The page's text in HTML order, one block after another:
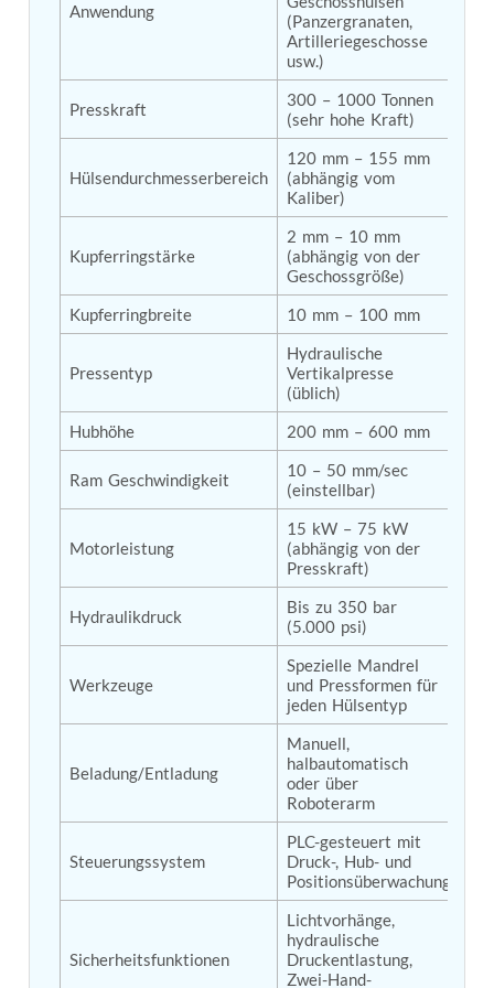
Tank
Breather
Aircraft Arrester Barrier System
Power Shuttle Transmission Test Rig
Automated Inverter Test Rig On Lab View
Doppler Vor Test Rack
Oxygen Gas Boosting Station
Chemical Cleaning Bay
Oxygen Boosting System For Oxygen Generation
Plant Psa
Advanced Test & Calibration Bench for Integrated
Fuel Pump and Controller in Aircraft Engines
Vehicle-Mounted Expandable Battery Command
Post (BCP)
Universal Self-Generating Nitrogen Service Cart
(U-SGNSC)
General Purpose Pneumatic Test Rig
Water-Cooled Versions)
Aerospace Hydraulic Pump / Motor Test Bench
Modification of Command-and-Control Carrier
Motor Track (CCC-MT)
Fuel (ATF) Pump and Nozzle Pressure Ratio Test
Stand
Oxygen Component Test Benches
Hydraulic Filter Test Bench
Chemical Weapon Destruction Facility
Burst Chamber for Hydrogen Cylinder Testing
Fuel Contents Gauging Probe Test Rig – Light
Combat Helicopter
Portable Pneumatic Test Rig for Rudder Actuator
Rudder & Tailplane Test Equipment
Hydraulic Proof Pressure Test Rig
Light Strike Vehicle Modification and Upgrade
Anwendung
(Panzergranaten,
Artilleriegeschosse
usw.)
Presskraft
300 – 1000 Tonnen
(sehr hohe Kraft)
Hülsendurchmesserbereich
120 mm – 155 mm
(abhängig vom
Kaliber)
Kupferringstärke
2 mm – 10 mm
(abhängig von der
Geschossgröße)
Kupferringbreite
10 mm – 100 mm
Pressentyp
Hydraulische
Vertikalpresse
(üblich)
Hubhöhe
200 mm – 600 mm
Ram Geschwindigkeit
10 – 50 mm/sec
(einstellbar)
Motorleistung
15 kW – 75 kW
(abhängig von der
Presskraft)
Hydraulikdruck
Bis zu 350 bar
(5.000 psi)
Werkzeuge
Spezielle Mandrel
und Pressformen für
jeden Hülsentyp
Beladung/Entladung
Manuell,
halbautomatisch
oder über
Roboterarm
Steuerungssystem
PLC-gesteuert mit
Druck-, Hub- und
Positionsüberwachung
Sicherheitsfunktionen
Lichtvorhänge,
hydraulische
Druckentlastung,
Zwei-Hand-